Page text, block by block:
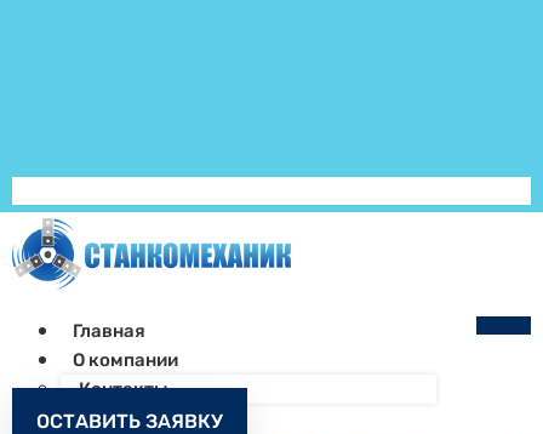
Главная
О компании
Контакты
Как заказать
ОСТАВИТЬ ЗАЯВКУ